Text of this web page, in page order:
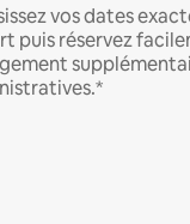
vos dates
puis réservez